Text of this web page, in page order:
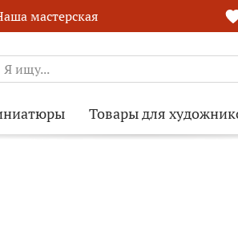
мастерская
Товары для